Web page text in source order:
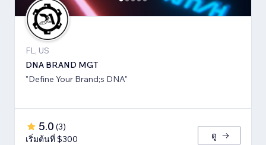
FL, US
DNA BRAND MGT
"Define Your Brand;s DNA"
5.0 (3)
เริ่มต้นที่ $300
ดู